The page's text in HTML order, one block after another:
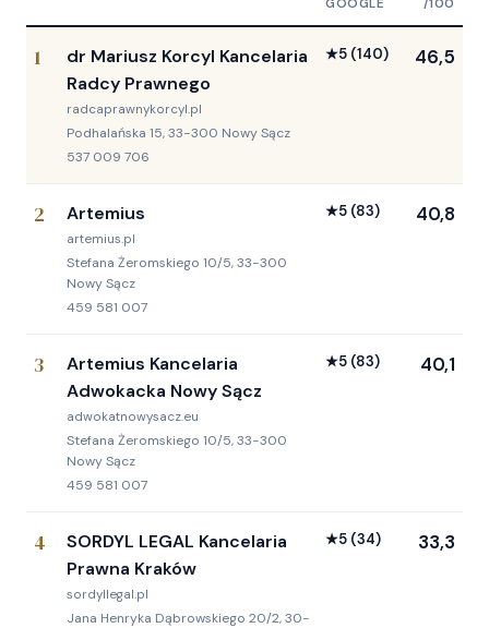
GOOGLE
/100
1
dr Mariusz Korcyl Kancelaria
Radcy Prawnego
radcaprawnykorcyl.pl
Podhalańska 15, 33-300 Nowy Sącz
537 009 706
★5 (140) 46,5
2 Artemius
artemius.pl
Stefana Żeromskiego 10/5, 33-300
Nowy Sącz
459 581 007
★5 (83) 40,8
3
Artemius Kancelaria
Adwokacka Nowy Sącz
adwokatnowysacz.eu
Stefana Żeromskiego 10/5, 33-300
Nowy Sącz
459 581 007
★5 (83) 40,1
4
SORDYL LEGAL Kancelaria
Prawna Kraków
sordyllegal.pl
Jana Henryka Dąbrowskiego 20/2, 30-
★5 (34) 33,3